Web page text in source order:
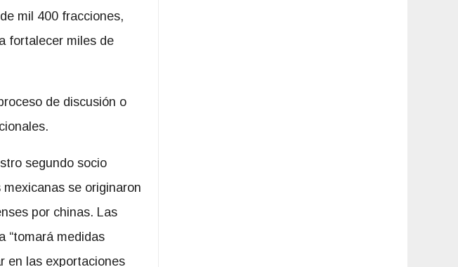
mil 400 fracciones,
fortalecer miles de
de discusión o
segundo socio
se originaron
por chinas. Las
“tomará medidas
en las exportaciones